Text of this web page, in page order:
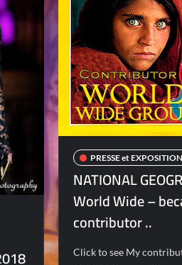
PRESSE et
NATIONAL
World Wide –
contributor ..
Click to see My